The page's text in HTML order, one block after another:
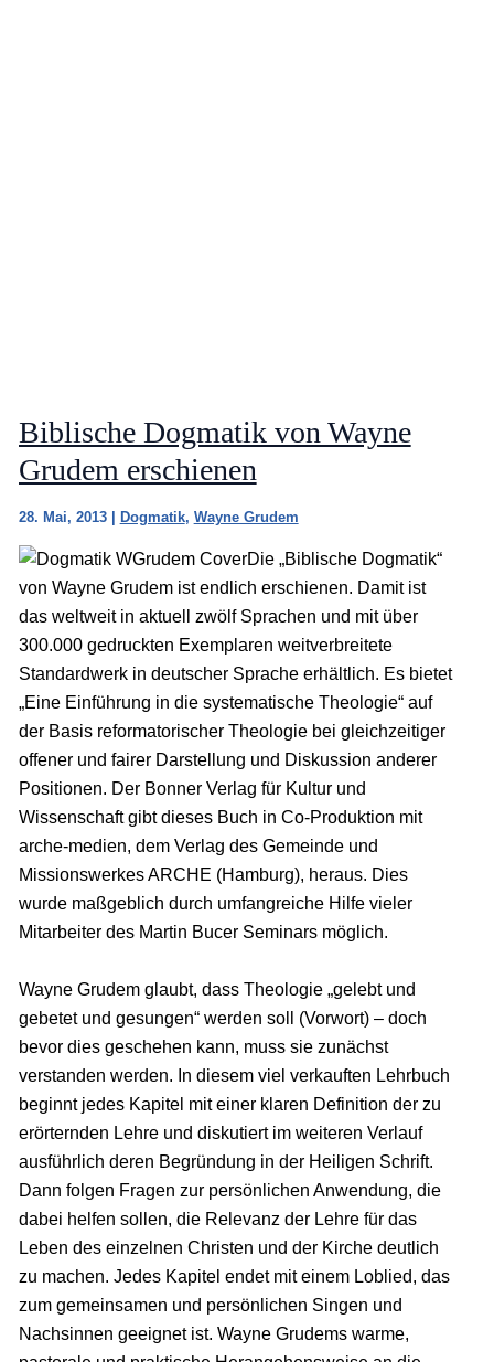
Biblische Dogmatik von Wayne
Grudem erschienen
28. Mai, 2013 Dogmatik, Wayne Grudem
Die „Biblische Dogmatik“
von Wayne Grudem ist endlich erschienen. Damit ist
das weltweit in aktuell zwölf Sprachen und mit über
300.000 gedruckten Exemplaren weitverbreitete
Standardwerk in deutscher Sprache erhältlich. Es bietet
„Eine Einführung in die systematische Theologie“ auf
der Basis reformatorischer Theologie bei gleichzeitiger
offener und fairer Darstellung und Diskussion anderer
Positionen. Der Bonner Verlag für Kultur und
Wissenschaft gibt dieses Buch in Co-Produktion mit
arche-medien, dem Verlag des Gemeinde und
Missionswerkes ARCHE (Hamburg), heraus. Dies
wurde maßgeblich durch umfangreiche Hilfe vieler
Mitarbeiter des Martin Bucer Seminars möglich.
Wayne Grudem glaubt, dass Theologie „gelebt und
gebetet und gesungen“ werden soll (Vorwort) – doch
bevor dies geschehen kann, muss sie zunächst
verstanden werden. In diesem viel verkauften Lehrbuch
beginnt jedes Kapitel mit einer klaren Definition der zu
erörternden Lehre und diskutiert im weiteren Verlauf
ausführlich deren Begründung in der Heiligen Schrift.
Dann folgen Fragen zur persönlichen Anwendung, die
dabei helfen sollen, die Relevanz der Lehre für das
Leben des einzelnen Christen und der Kirche deutlich
zu machen. Jedes Kapitel endet mit einem Loblied, das
zum gemeinsamen und persönlichen Singen und
Nachsinnen geeignet ist. Wayne Grudems warme,